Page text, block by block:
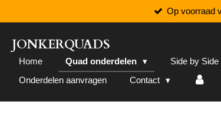
direct
naar
de
hoofdinhoud
Op voorraad
JONKERQUADS
Home Quad onderdelen Side by
Onderdelen aanvragen
Contact